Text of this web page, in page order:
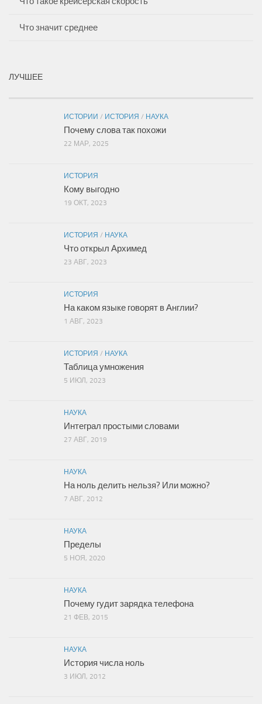
Что значит среднее
ЛУЧШЕЕ
ИСТОРИИ / ИСТОРИЯ / НАУКА
Почему слова так похожи
22 МАР, 2025
ИСТОРИЯ
Кому выгодно
19 ОКТ, 2023
ИСТОРИЯ / НАУКА
Что открыл Архимед
23 АВГ, 2023
ИСТОРИЯ
На каком языке говорят в Англии?
1 АВГ, 2023
ИСТОРИЯ / НАУКА
Таблица умножения
5 ИЮЛ, 2023
НАУКА
Интеграл простыми словами
27 АВГ, 2019
НАУКА
На ноль делить нельзя? Или можно?
7 АВГ, 2012
НАУКА
Пределы
5 НОЯ, 2020
НАУКА
Почему гудит зарядка телефона
21 ФЕВ, 2015
НАУКА
История числа ноль
3 ИЮЛ, 2012